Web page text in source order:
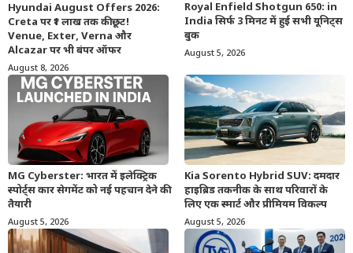
Hyundai August Offers 2026:
Creta पर ₹1 लाख तक की छूट!
Venue, Exter, Verna और
Alcazar पर भी बंपर ऑफर
August 8, 2026
Royal Enfield Shotgun 650: in
India सिर्फ 3 मिनट में हुई सभी यूनिट्स
बुक
August 5, 2026
MG Cyberster: भारत में इलेक्ट्रिक
स्पोर्ट्स कार सेगमेंट को नई पहचान देने की
तैयारी
August 5, 2026
Kia Sorento Hybrid SUV: दमदार
हाइब्रिड तकनीक के साथ परिवारों के
लिए एक स्मार्ट और प्रीमियम विकल्प
August 5, 2026